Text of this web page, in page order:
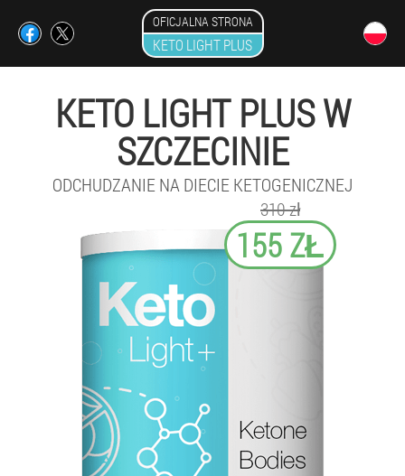
OFICJALNA STRONA
KETO LIGHT PLUS
KETO LIGHT PLUS W
SZCZECINIE
ODCHUDZANIE NA DIECIE KETOGENICZNEJ
310 zł
155 ZŁ